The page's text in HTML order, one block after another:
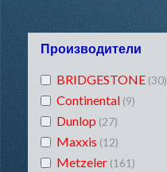
Производители
BRIDGESTONE (30)
Continental (9)
Dunlop (27)
Maxxis (12)
Metzeler (161)